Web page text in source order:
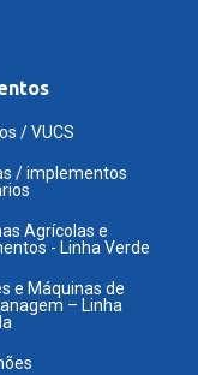
/ VUCS
/ implementos
Agrícolas e
- Linha Verde
e Máquinas de
– Linha